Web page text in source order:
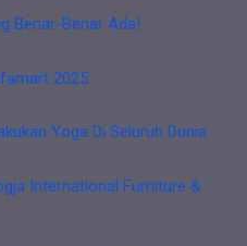
Benar-Benar Ada!
2025
Yoga Di Seluruh Dunia
International Furniture &